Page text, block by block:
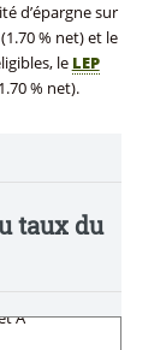
d’épargne sur
% net) et le
le LEP
% net).
taux du